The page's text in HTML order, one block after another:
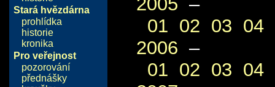
Stará hvězdárna
prohlídka
historie
kronika
Pro veřejnost
pozorování
přednášky
01 02 03 04
2006 –
01 02 03 04